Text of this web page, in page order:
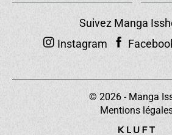
Suivez Manga
Instagram
© 2026 - Manga
Mentions